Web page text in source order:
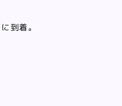
到着。